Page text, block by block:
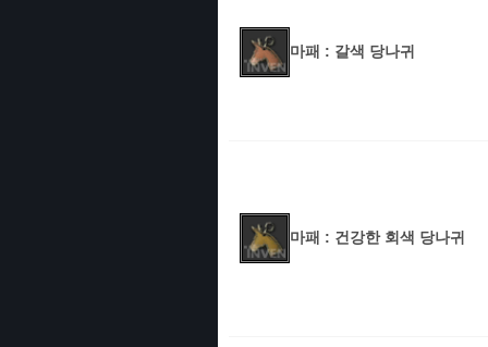
마패 : 갈색 당나귀
마패 : 건강한 회색 당나귀